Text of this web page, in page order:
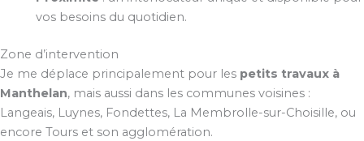
vos besoins du quotidien.
Zone d’intervention
Je me déplace principalement pour les petits travaux à
Manthelan, mais aussi dans les communes voisines :
Langeais, Luynes, Fondettes, La Membrolle-sur-Choisille, ou
encore Tours et son agglomération.